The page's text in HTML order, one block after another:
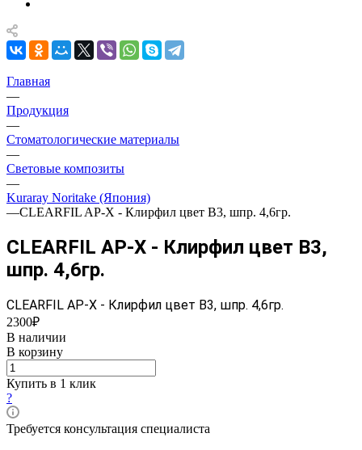
Главная
—
Продукция
—
Стоматологические материалы
—
Световые композиты
—
Kuraray Noritake (Япония)
—CLEARFIL AP-X - Клирфил цвет В3, шпр. 4,6гр.
CLEARFIL AP-X - Клирфил цвет В3,
шпр. 4,6гр.
CLEARFIL AP-X - Клирфил цвет В3, шпр. 4,6гр.
2300₽
В наличии
В корзину
Купить в 1 клик
?
Требуется консультация специалиста